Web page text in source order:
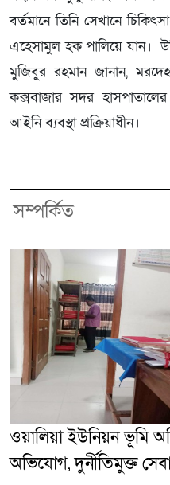
বর্তমানে তিনি সেখানে
এহেসামুল হক পালিয়ে যান।
মুজিবুর রহমান জানান,
কক্সবাজার সদর
আইনি ব্যবস্থা প্রক্রিয়াধীন।
সম্পর্কিত
ওয়ালিয়া ইউনিয়ন ভূমি
অভিযোগ, দুর্নীতিমুক্ত সেবা